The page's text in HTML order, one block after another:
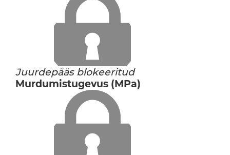
Juurdepääs blokeeritud
Murdumistugevus (MPa)